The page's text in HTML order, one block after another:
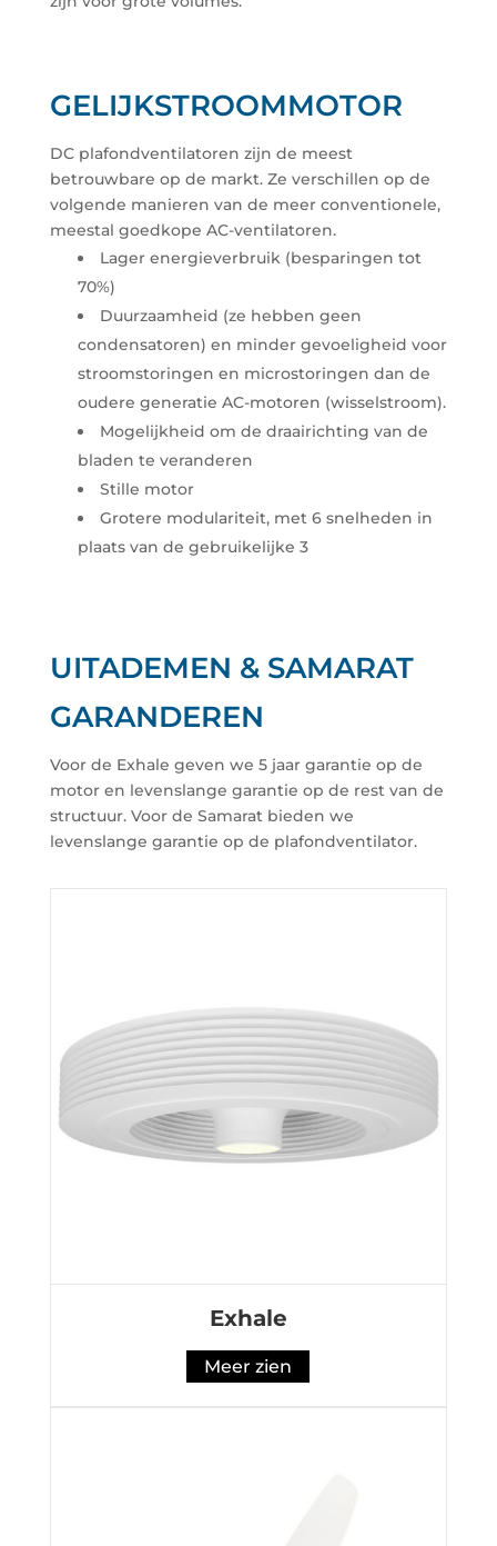
GELIJKSTROOMMOTOR
DC plafondventilatoren zijn de meest
betrouwbare op de markt. Ze verschillen op de
volgende manieren van de meer conventionele,
meestal goedkope AC-ventilatoren.
Lager energieverbruik (besparingen tot
70%)
Duurzaamheid (ze hebben geen
condensatoren) en minder gevoeligheid voor
stroomstoringen en microstoringen dan de
oudere generatie AC-motoren (wisselstroom).
Mogelijkheid om de draairichting van de
bladen te veranderen
Stille motor
Grotere modulariteit, met 6 snelheden in
plaats van de gebruikelijke 3
UITADEMEN & SAMARAT
GARANDEREN
Voor de Exhale geven we 5 jaar garantie op de
motor en levenslange garantie op de rest van de
structuur. Voor de Samarat bieden we
levenslange garantie op de plafondventilator.
Exhale
Meer zien